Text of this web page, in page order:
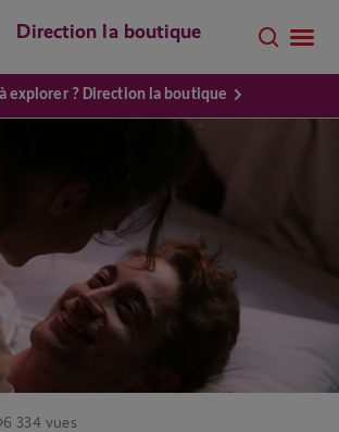
Direction la boutique
à explorer ? Direction la boutique
6 334 vues